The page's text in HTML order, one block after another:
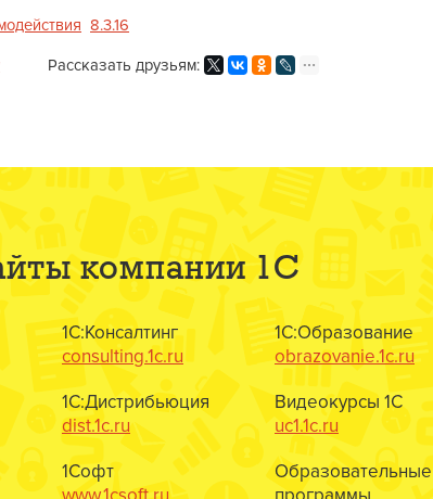
8.3.16
Рассказать друзьям:
компании 1С
1С:Консалтинг
consulting.1c.ru
1С:Дистрибьюция
dist.1c.ru
1Софт
1С:Образование
obrazovanie.1c.ru
Видеокурсы 1С
uc1.1c.ru
Образовательные